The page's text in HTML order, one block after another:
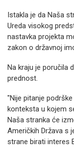
Istakla je da Naša
Ureda visokog
nastavka projekta
zakon o državnoj
Na kraju je poručila
prednost.
"Nije pitanje
konteksta u kojem
Naša stranka će
Američkih Država s
strane birati interes